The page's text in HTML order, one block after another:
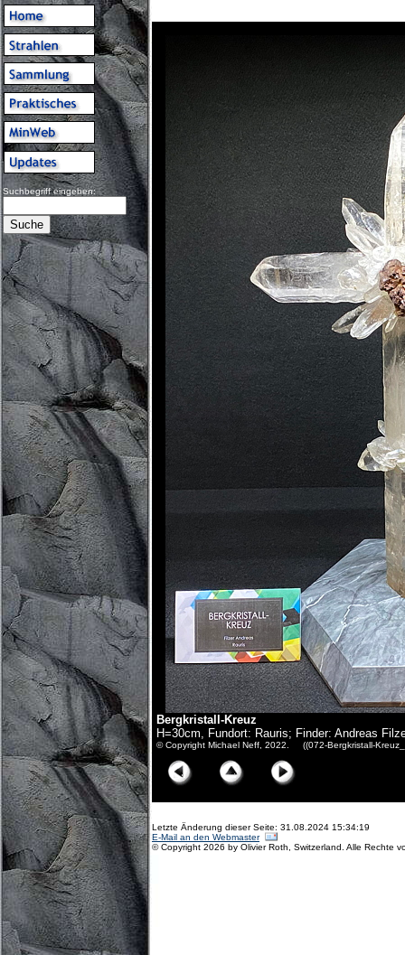
Suchbegriff eingeben:
Bergkristall-Kreuz
H=30cm, Fundort: Rauris; Finder: Andreas
© Copyright Michael Neff, 2022. ((072-Bergkristall-
Letzte Änderung dieser Seite: 31.08.2024 15:34:19
E-Mail an den Webmaster
© Copyright 2026 by Olivier Roth, Switzerland. Alle Rechte